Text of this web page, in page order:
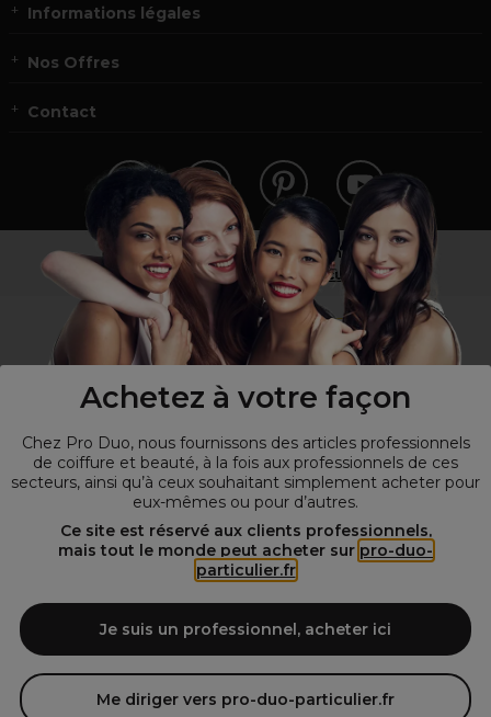
Achetez à votre façon
Chez Pro Duo, nous fournissons des articles professionnels
de coiffure et beauté, à la fois aux professionnels de ces
secteurs, ainsi qu’à ceux souhaitant simplement acheter pour
eux-mêmes ou pour d’autres.
Ce site est réservé aux clients professionnels,
mais tout le monde peut acheter sur pro-duo-
particulier.fr
Je suis un professionnel, acheter ici
Me diriger vers pro-duo-particulier.fr
Informations légales
Nos Offres
Contact
Vous n’êtes pas un professionnel ?
Visitez notre site pour les particuliers!
Spécialiste de la coiffure et de la beauté, nous vous proposons une
large sélection de produits professionnels pour la coiffure et
Duo le fournisseur incontournable des salons de coiffure et instituts
de beauté! Notre gamme de produits s’adresse également à tous ceux
qui sont à la recherche de produits et d'accessoires de coiffure et de
matériel esthétique de qualité.